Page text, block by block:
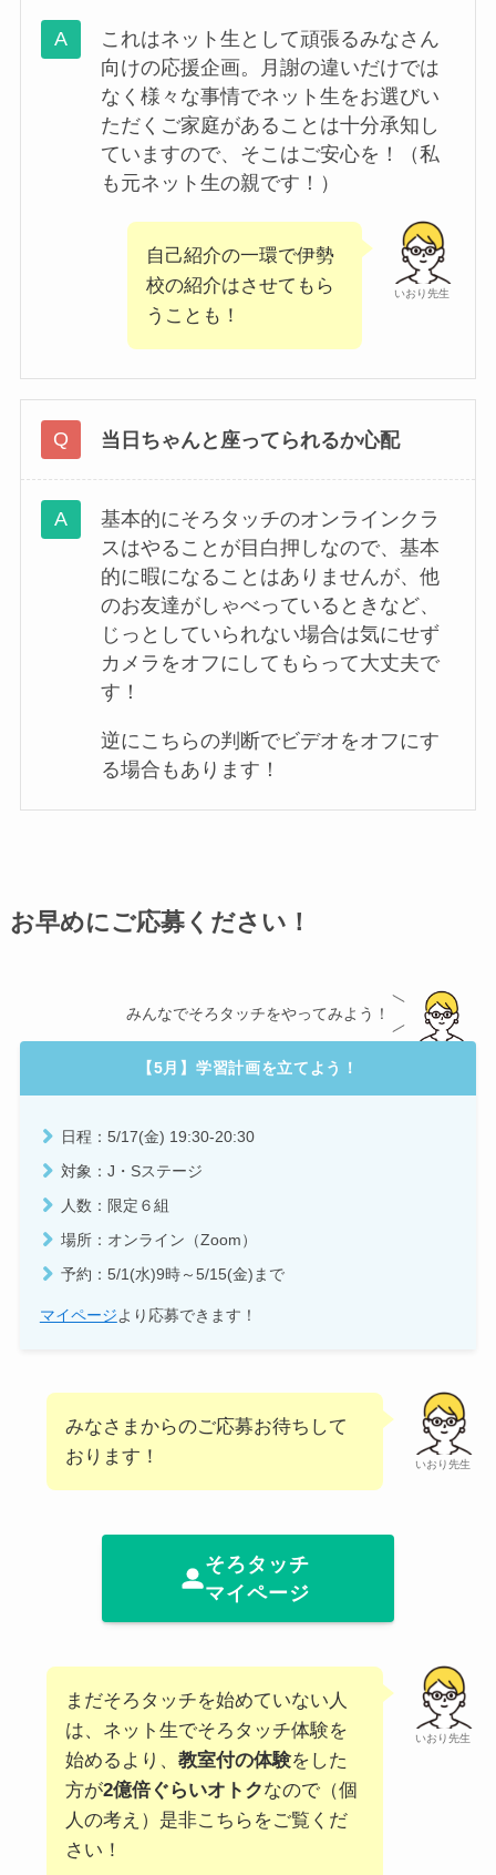
これはネット生として頑張るみなさん
向けの応援企画。月謝の違いだけでは
なく様々な事情でネット生をお選びい
ただくご家庭があることは十分承知し
ていますので、そこはご安心を！（私
も元ネット生の親です！）
いおり先生
自己紹介の一環で伊勢
校の紹介はさせてもら
うことも！
当日ちゃんと座ってられるか心配
基本的にそろタッチのオンラインクラ
スはやることが目白押しなので、基本
的に暇になることはありませんが、他
のお友達がしゃべっているときなど、
じっとしていられない場合は気にせず
カメラをオフにしてもらって大丈夫で
す！
逆にこちらの判断でビデオをオフにす
る場合もあります！
お早めにご応募ください！
みんなでそろタッチをやってみよう！
【5月】学習計画を立てよう！
日程：5/17(金) 19:30-20:30
対象：J・Sステージ
人数：限定６組
場所：オンライン（Zoom）
予約：5/1(水)9時～5/15(金)まで
マイページより応募できます！
いおり先生
みなさまからのご応募お待ちして
おります！
そろタッチ
マイページ
いおり先生
まだそろタッチを始めていない人
は、ネット生でそろタッチ体験を
始めるより、 教室付の体験をした
方が2億倍ぐらいオトクなので（個
人の考え）是非こちらをご覧くだ
さい！